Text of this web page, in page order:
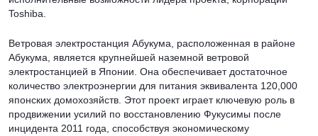
Toshiba.
Ветровая электростанция Абукума, расположенная в районе
Абукума, является крупнейшей наземной ветровой
электростанцией в Японии. Она обеспечивает достаточное
количество электроэнергии для питания эквивалента 120,000
японских домохозяйств. Этот проект играет ключевую роль в
продвижении усилий по восстановлению Фукусимы после
инцидента 2011 года, способствуя экономическому